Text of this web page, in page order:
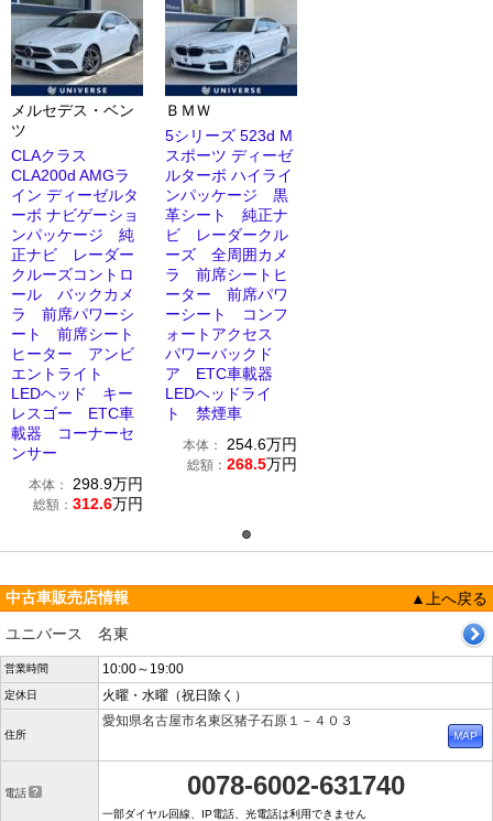
メルセデス・ベン
ツ
CLAクラス
CLA200d AMGラ
イン ディーゼルタ
ーボ ナビゲーショ
ンパッケージ 純
正ナビ レーダー
クルーズコントロ
ール バックカメ
ラ 前席パワーシ
ート 前席シート
ヒーター アンビ
エントライト
LEDヘッド キー
レスゴー ETC車
載器 コーナーセ
ンサー
本体： 298.9万円
総額： 312.6万円
ＢＭＷ
5シリーズ 523d M
スポーツ ディーゼ
ルターボ ハイライ
ンパッケージ 黒
革シート 純正ナ
ビ レーダークル
ーズ 全周囲カメ
ラ 前席シートヒ
ーター 前席パワ
ーシート コンフ
ォートアクセス
パワーバックド
ア ETC車載器
LEDヘッドライ
ト 禁煙車
本体： 254.6万円
総額： 268.5万円
中古車販売店情報
▲上へ戻る
ユニバース 名東
営業時間 10:00～19:00
定休日 火曜・水曜（祝日除く）
住所
愛知県名古屋市名東区猪子石原１－４０３
電話 0078-6002-631740
一部ダイヤル回線、IP電話、光電話は利用できません